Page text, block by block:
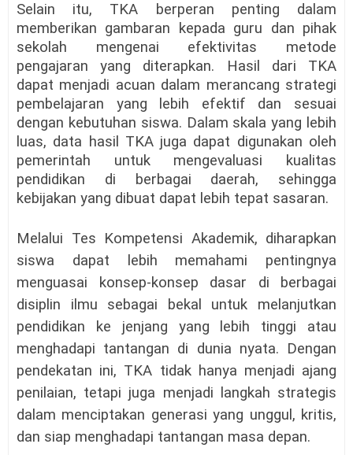
Selain itu, TKA berperan penting dalam
memberikan gambaran kepada guru dan pihak
sekolah mengenai efektivitas metode
pengajaran yang diterapkan. Hasil dari TKA
dapat menjadi acuan dalam merancang strategi
pembelajaran yang lebih efektif dan sesuai
dengan kebutuhan siswa. Dalam skala yang lebih
luas, data hasil TKA juga dapat digunakan oleh
pemerintah untuk mengevaluasi kualitas
pendidikan di berbagai daerah, sehingga
kebijakan yang dibuat dapat lebih tepat sasaran.
Melalui Tes Kompetensi Akademik, diharapkan
siswa dapat lebih memahami pentingnya
menguasai konsep-konsep dasar di berbagai
disiplin ilmu sebagai bekal untuk melanjutkan
pendidikan ke jenjang yang lebih tinggi atau
menghadapi tantangan di dunia nyata. Dengan
pendekatan ini, TKA tidak hanya menjadi ajang
penilaian, tetapi juga menjadi langkah strategis
dalam menciptakan generasi yang unggul, kritis,
dan siap menghadapi tantangan masa depan.